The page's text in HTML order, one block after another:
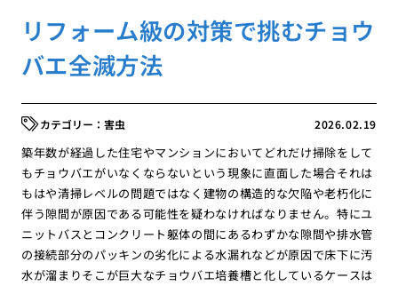
リフォーム級の対策で挑むチョウ
バエ全滅方法
2026.02.19
害虫
築年数が経過した住宅やマンションにおいてどれだけ掃除をして
もチョウバエがいなくならないという現象に直面した場合それは
もはや清掃レベルの問題ではなく建物の構造的な欠陥や老朽化に
伴う隙間が原因である可能性を疑わなければなりません。特にユ
ニットバスとコンクリート躯体の間にあるわずかな隙間や排水管
の接続部分のパッキンの劣化による水漏れなどが原因で床下に汚
水が溜まりそこが巨大なチョウバエ培養槽と化しているケースは